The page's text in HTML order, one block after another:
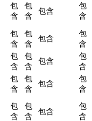
包
含
包
含
包含
包
含
包
含
包
含
包含
包
含
包
含
包
含
包含
包
含
包
含
包
含
包含
包
含
包
含
包
含
包含
包
含